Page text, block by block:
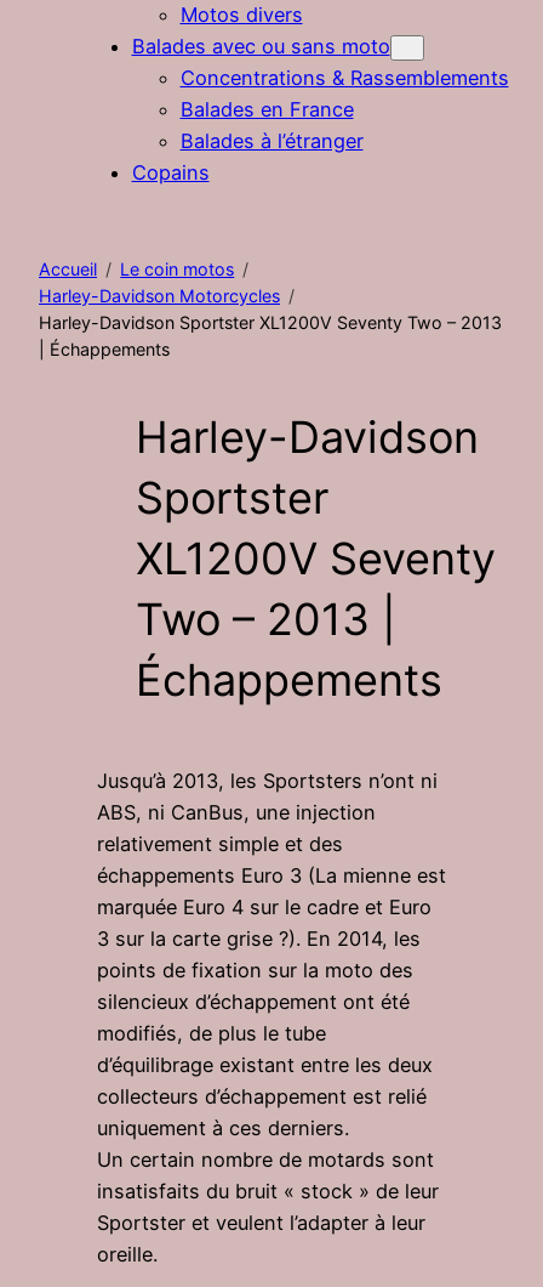
Motos divers
Balades avec ou sans moto
Concentrations & Rassemblements
Balades en France
Balades à l’étranger
Copains
Accueil
Le coin motos
Harley-Davidson Motorcycles
Harley-Davidson Sportster XL1200V Seventy Two – 2013
| Échappements
Harley-Davidson
Sportster
XL1200V Seventy
Two – 2013 |
Échappements
Jusqu’à 2013, les Sportsters n’ont ni
ABS, ni CanBus, une injection
relativement simple et des
échappements Euro 3 (La mienne est
marquée Euro 4 sur le cadre et Euro
3 sur la carte grise ?). En 2014, les
points de fixation sur la moto des
silencieux d’échappement ont été
modifiés, de plus le tube
d’équilibrage existant entre les deux
collecteurs d’échappement est relié
uniquement à ces derniers.
Un certain nombre de motards sont
insatisfaits du bruit « stock » de leur
Sportster et veulent l’adapter à leur
oreille.